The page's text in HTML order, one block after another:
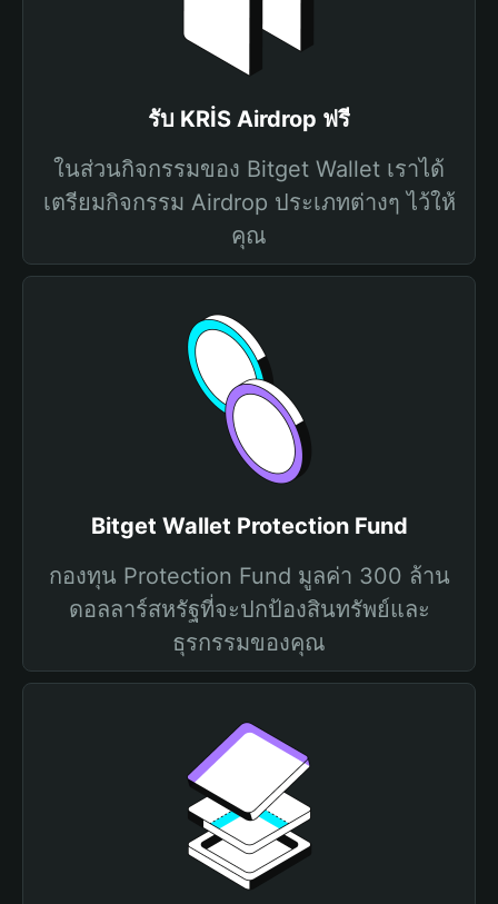
รับ KRİS Airdrop ฟรี
ในส่วนกิจกรรมของ Bitget Wallet เราได้
เตรียมกิจกรรม Airdrop ประเภทต่างๆ ไว้ให้
คุณ
Bitget Wallet Protection Fund
กองทุน Protection Fund มูลค่า 300 ล้าน
ดอลลาร์สหรัฐที่จะปกป้องสินทรัพย์และ
ธุรกรรมของคุณ